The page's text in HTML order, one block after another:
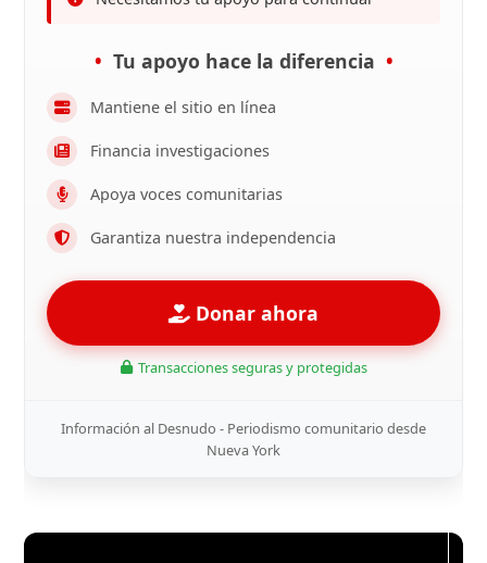
Tu apoyo hace la diferencia
Mantiene el sitio en línea
Financia investigaciones
Apoya voces comunitarias
Garantiza nuestra independencia
Donar ahora
Transacciones seguras y protegidas
Información al Desnudo - Periodismo comunitario desde
Nueva York